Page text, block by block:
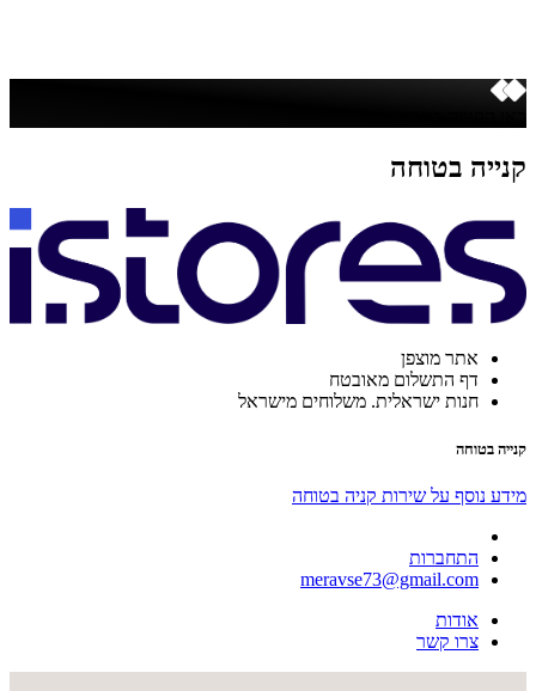
קנייה בטוחה
אתר מוצפן
דף התשלום מאובטח
חנות ישראלית. משלוחים מישראל
קנייה בטוחה
מידע נוסף על שירות קניה בטוחה
התחברות
meravse73@gmail.com
אודות
צרו קשר